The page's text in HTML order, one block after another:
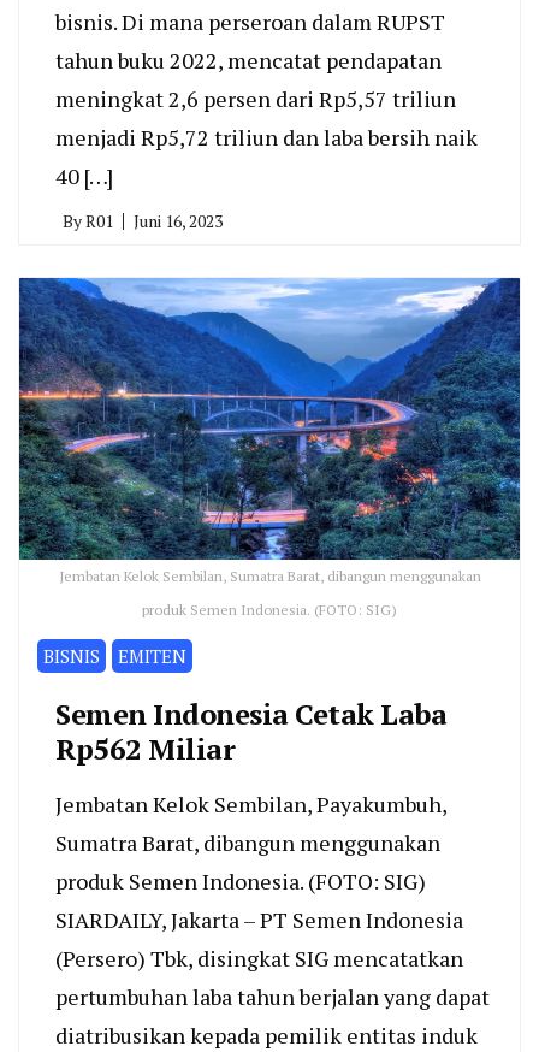
bisnis. Di mana perseroan dalam RUPST
tahun buku 2022, mencatat pendapatan
meningkat 2,6 persen dari Rp5,57 triliun
menjadi Rp5,72 triliun dan laba bersih naik
40 […]
ByR01 Juni 16, 2023
Jembatan Kelok Sembilan, Sumatra Barat, dibangun menggunakan
produk Semen Indonesia. (FOTO: SIG)
BISNIS EMITEN
Semen Indonesia Cetak Laba
Rp562 Miliar
Jembatan Kelok Sembilan, Payakumbuh,
Sumatra Barat, dibangun menggunakan
produk Semen Indonesia. (FOTO: SIG)
SIARDAILY, Jakarta – PT Semen Indonesia
(Persero) Tbk, disingkat SIG mencatatkan
pertumbuhan laba tahun berjalan yang dapat
diatribusikan kepada pemilik entitas induk